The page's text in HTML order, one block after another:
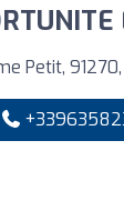
Petit,